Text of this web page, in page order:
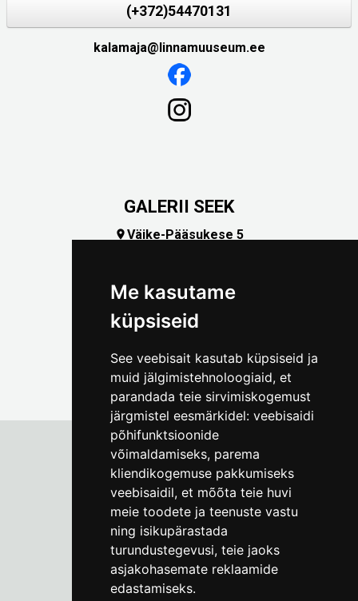
Me kasutame
küpsiseid
See veebisait kasutab küpsiseid ja
muid jälgimistehnoloogiaid, et
parandada teie sirvimiskogemust
järgmistel eesmärkidel: veebisaidi
põhifunktsioonide
võimaldamiseks, parema
kliendikogemuse pakkumiseks
veebisaidil, et mõõta teie huvi
meie toodete ja teenuste vastu
ning isikupärastada
turundustegevusi, teie jaoks
asjakohasemate reklaamide
edastamiseks.
(+372)54470131
kalamaja@linnamuuseum.ee
GALERII SEEK
Väike-Pääsukese 5
Tallinna Linnamuuseum
Vene 17
E-R kell 9-17(+372) 610 4178
info@linnamuuseum.ee
Küpsisepoliitika